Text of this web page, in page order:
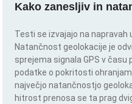
Kako zanesljiv in
Testi se izvajajo na napravah
Natančnost geolokacije je
sprejema signala GPS v času
podatke o pokritosti
največjo natančnostjo
hitrost prenosa se ta prag